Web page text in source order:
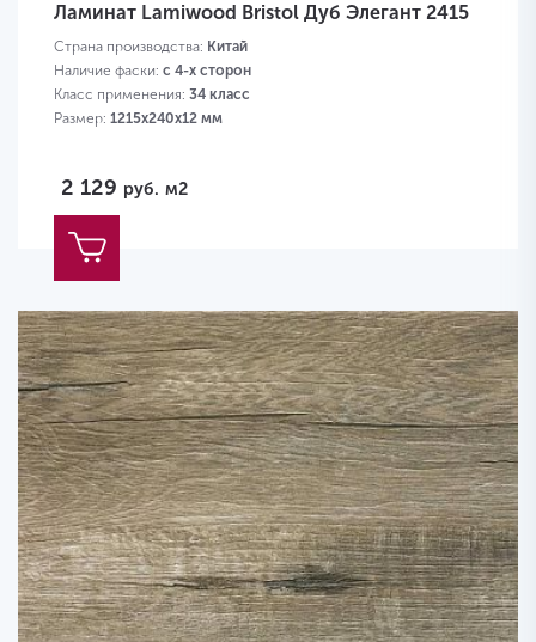
Ламинат Lamiwood Bristol Дуб Элегант 2415
Страна производства: Китай
Наличие фаски: с 4-х сторон
Класс применения: 34 класс
Размер: 1215х240х12 мм
2 129 руб. м2